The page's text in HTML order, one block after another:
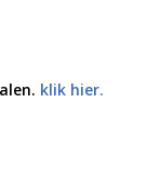
klik hier.